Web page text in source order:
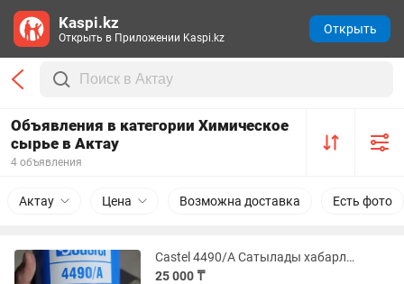
Объявления в категории Химическое
сырье в Актау
4 объявления
Актау Цена Возможна доставка Есть фото
Castel 4490/A Сатылады хабарласын 25шт бар
25 000 ₸
Kaspi.kz
Открыть в Приложении Kaspi.kz
Открыть